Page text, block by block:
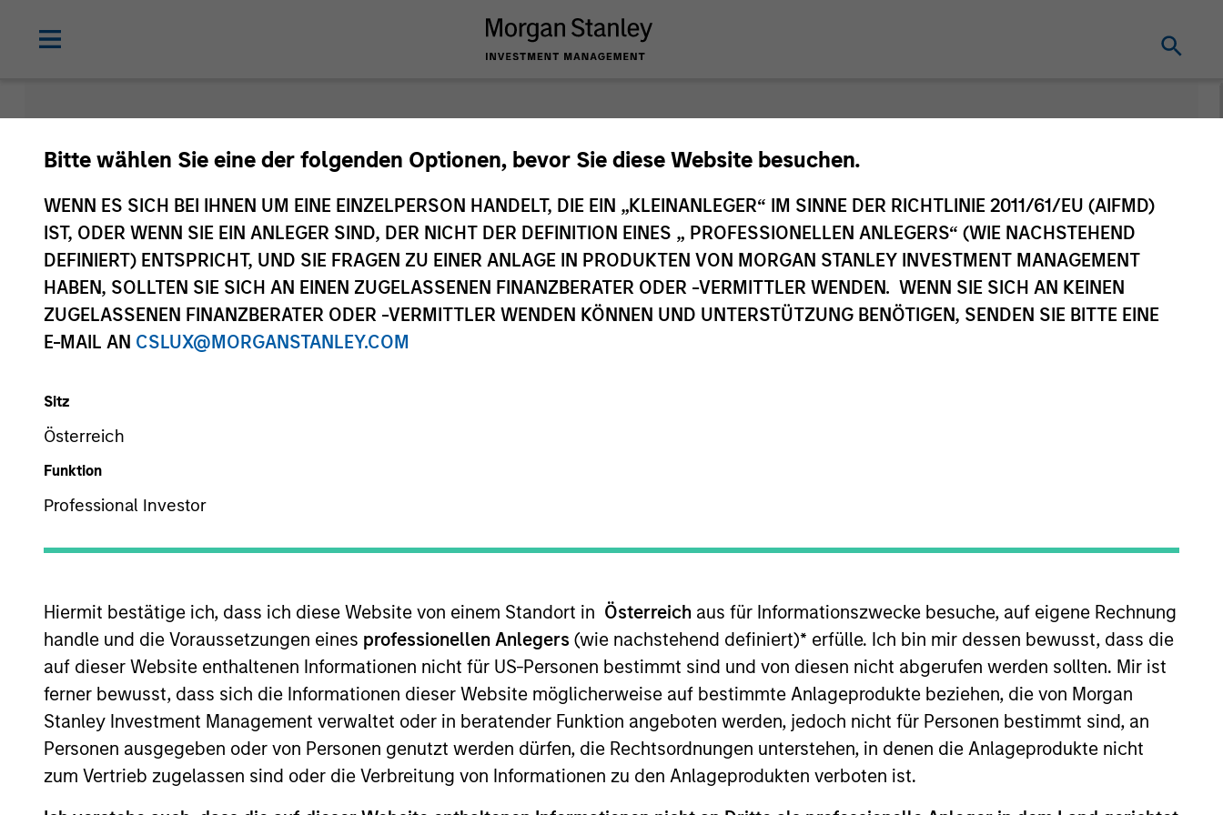
Bitte wählen Sie eine der folgenden Optionen, bevor Sie diese Website besuchen.
WENN ES SICH BEI IHNEN UM EINE EINZELPERSON HANDELT, DIE EIN „KLEINANLEGER“ IM SINNE DER RICHTLINIE 2011/61/EU (AIFMD)
IST, ODER WENN SIE EIN ANLEGER SIND, DER NICHT DER DEFINITION EINES „ PROFESSIONELLEN ANLEGERS“ (WIE NACHSTEHEND
DEFINIERT) ENTSPRICHT, UND SIE FRAGEN ZU EINER ANLAGE IN PRODUKTEN VON MORGAN STANLEY INVESTMENT MANAGEMENT
HABEN, SOLLTEN SIE SICH AN EINEN ZUGELASSENEN FINANZBERATER ODER -VERMITTLER WENDEN. WENN SIE SICH AN KEINEN
ZUGELASSENEN FINANZBERATER ODER -VERMITTLER WENDEN KÖNNEN UND UNTERSTÜTZUNG BENÖTIGEN, SENDEN SIE BITTE EINE
E-MAIL AN CSLUX@MORGANSTANLEY.COM
Sitz
Österreich
Funktion
Professional Investor
Hiermit bestätige ich, dass ich diese Website von einem Standort in Österreich aus für Informationszwecke besuche, auf eigene Rechnung
handle und die Voraussetzungen eines professionellen Anlegers (wie nachstehend definiert)* erfülle. Ich bin mir dessen bewusst, dass die
auf dieser Website enthaltenen Informationen nicht für US-Personen bestimmt sind und von diesen nicht abgerufen werden sollten. Mir ist
ferner bewusst, dass sich die Informationen dieser Website möglicherweise auf bestimmte Anlageprodukte beziehen, die von Morgan
Stanley Investment Management verwaltet oder in beratender Funktion angeboten werden, jedoch nicht für Personen bestimmt sind, an
Personen ausgegeben oder von Personen genutzt werden dürfen, die Rechtsordnungen unterstehen, in denen die Anlageprodukte nicht
zum Vertrieb zugelassen sind oder die Verbreitung von Informationen zu den Anlageprodukten verboten ist.
Morgan Stanley Investment
Funds
Die Wertentwicklung in der Vergangenheit ist kein verlässlicher Indikator für die künftige Wertentwicklung. Die Rendite kann infolge von Währungsschwankungen steigen oder
sinken. Alle Performanceangaben werden auf Basis der Nettoinventarwerte (NIW) berechnet. Alle Performance- und Index-Daten stammen von Morgan Stanley Investment
Management.
Klicken Sie auf den Fondsnamen, um Informationen über die Renditen des Kalenderjahres zu erhalten.